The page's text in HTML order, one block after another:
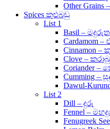
Other
Spices කුළුබඩු
List 1
Basil –
Cardamom
Cinnamon –
Clove –
Coriander
Cumming –
Dawul-
List 2
Dill – දුරු
Fennel –
Fenugreek